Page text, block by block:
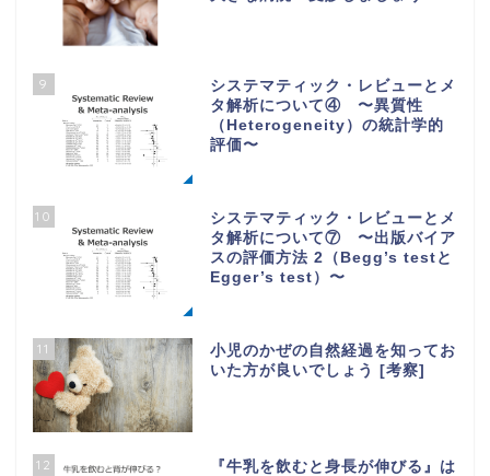
9
システマティック・レビューとメ
タ解析について④ 〜異質性
（Heterogeneity）の統計学的
評価〜
10
システマティック・レビューとメ
タ解析について⑦ 〜出版バイア
スの評価方法 2（Begg’s testと
Egger’s test）〜
11
小児のかぜの自然経過を知ってお
いた方が良いでしょう [考察]
12
『牛乳を飲むと身長が伸びる』は